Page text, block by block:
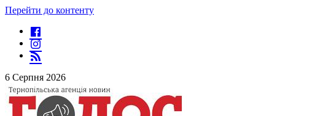
Перейти до контенту
6 Серпня 2026